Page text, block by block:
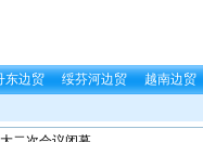
东边贸 绥芬河边贸 越南边贸